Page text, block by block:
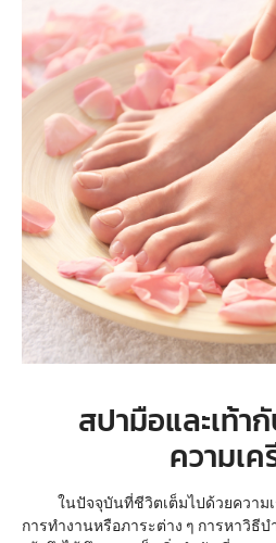
สปามือและเท้า
ความเ
ในปัจจุบันที่ชีวิตเต็มไปด้วยความเ
การทำงานหรือภาระต่าง ๆ การหาวิธี